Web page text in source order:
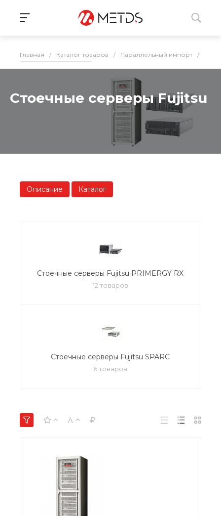
Главная / Каталог товаров / Параллельный импорт /
Стоечные серверы Fujitsu
Описание Каталог
Стоечные серверы Fujitsu PRIMERGY RX
12 товаров
Стоечные серверы Fujitsu SPARC
6 товаров